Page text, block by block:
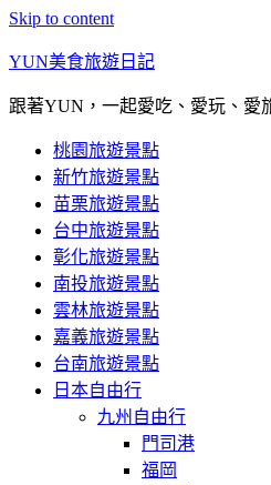
Skip to content
YUN美食旅遊日記
跟著YUN，一起愛吃、愛玩、愛
桃園旅遊景點
新竹旅遊景點
苗栗旅遊景點
台中旅遊景點
彰化旅遊景點
南投旅遊景點
雲林旅遊景點
嘉義旅遊景點
台南旅遊景點
日本自由行
九州自由行
門司港
福岡